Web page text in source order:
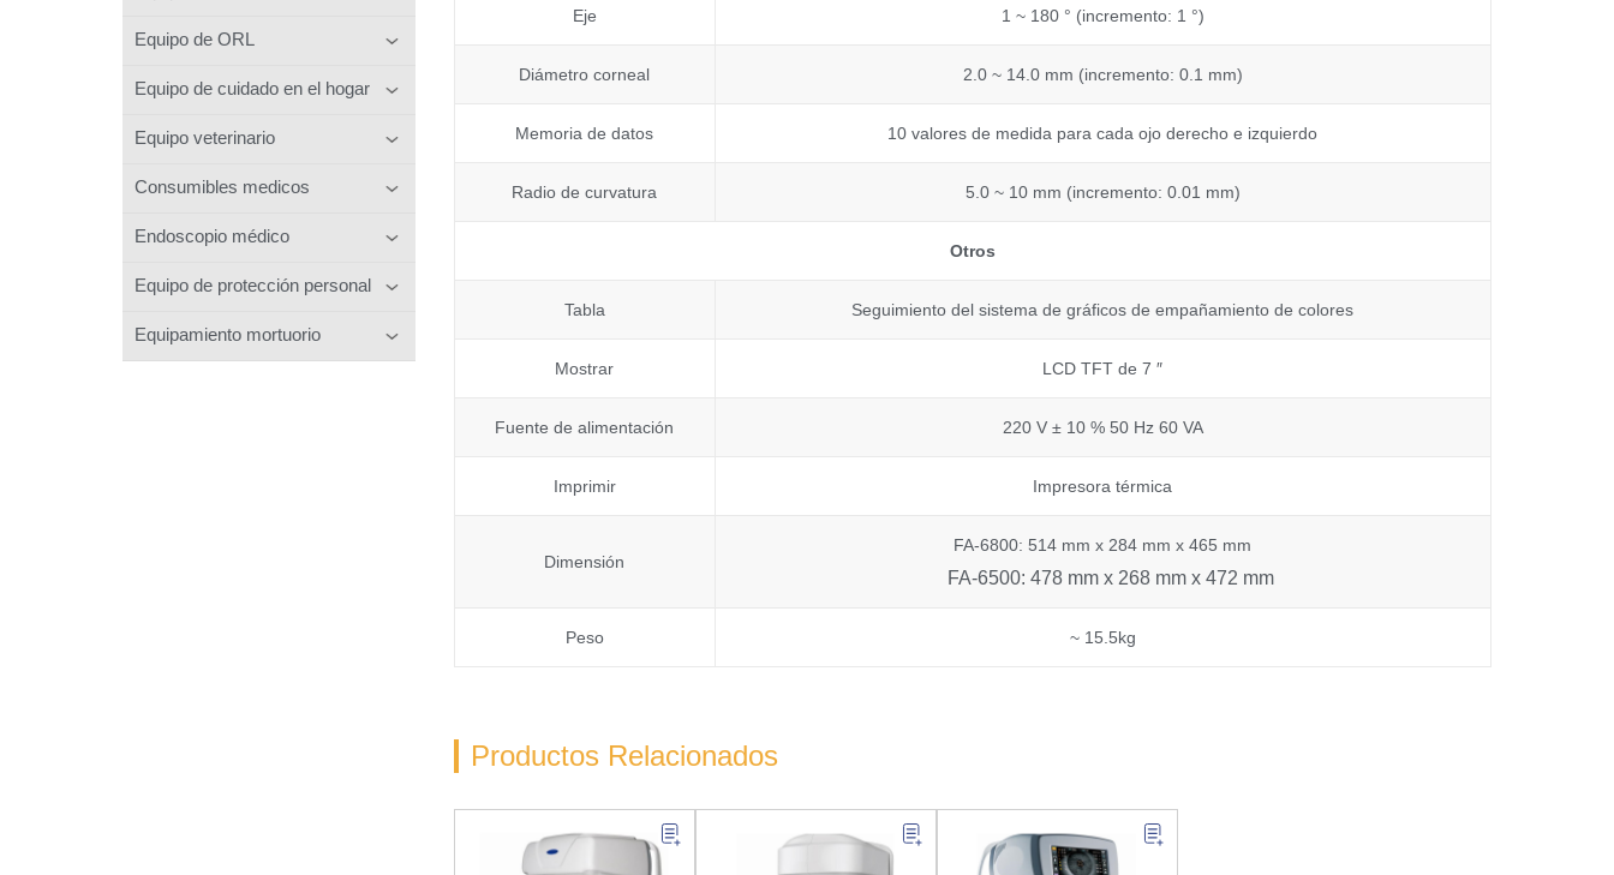
Equipo de ORL
Equipo de cuidado en el hogar
Equipo veterinario
Consumibles medicos
Endoscopio médico
Equipo de protección personal
Equipamiento mortuorio
Eje 1 ~ 180 ° (incremento: 1 °)
Diámetro corneal 2.0 ~ 14.0 mm (incremento: 0.1 mm)
Memoria de datos 10 valores de medida para cada ojo derecho e izquierdo
Radio de curvatura 5.0 ~ 10 mm (incremento: 0.01 mm)
Otros
Tabla Seguimiento del sistema de gráficos de empañamiento de colores
Mostrar LCD TFT de 7 ″
Fuente de alimentación 220 V ± 10 % 50 Hz 60 VA
Imprimir Impresora térmica
Dimensión
FA-6800: 514 mm x 284 mm x 465 mm
FA-6500: 478 mm x 268 mm x 472 mm
Peso ~ 15.5kg
Productos Relacionados